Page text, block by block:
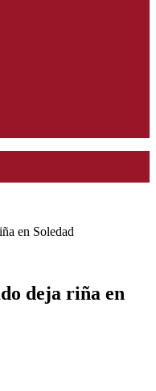
en Soledad
deja riña en